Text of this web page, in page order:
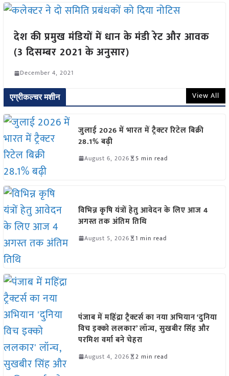
देश की प्रमुख मंडियों में धान के मंडी रेट और आवक
(3 दिसम्बर 2021 के अनुसार)
December 4, 2021
एग्रीकल्चर मशीन View All
जुलाई 2026 में भारत में ट्रैक्टर रिटेल बिक्री
28.1% बढ़ी
August 6, 2026 5 min read
विभिन्न कृषि यंत्रों हेतु आवेदन के लिए आज 4
अगस्त तक अंतिम तिथि
August 5, 2026 1 min read
पंजाब में महिंद्रा ट्रैक्टर्स का नया अभियान ‘दुनिया
विच इक्को ललकार’ लॉन्च, सुखबीर सिंह और
परमिश वर्मा बने चेहरा
August 4, 2026 2 min read